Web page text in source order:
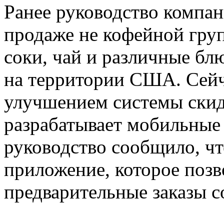
Ранее руководство
продаже не кофейной
соки, чай и различные
на территории США.
улучшением системы
разрабатывает
руководство сообщило,
приложение, которое
предварительные заказы